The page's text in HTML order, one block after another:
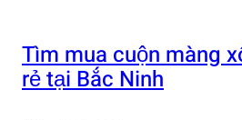
Tìm mua cuộn màng
rẻ tại Bắc Ninh